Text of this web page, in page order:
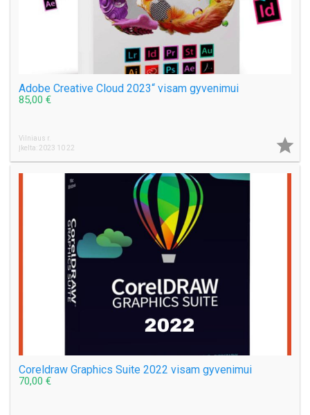
Adobe Creative Cloud 2023“ visam gyvenimui
85,00 €
Vilniaus r.
Įkelta: 2023 10 22

Coreldraw Graphics Suite 2022 visam gyvenimui
70,00 €